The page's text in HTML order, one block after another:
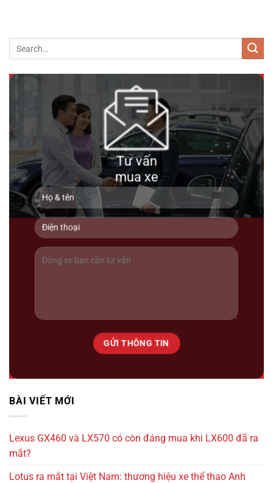
Tư vấn
mua xe
BÀI VIẾT MỚI
Lexus GX460 và LX570 có còn đáng mua khi LX600 đã ra
mắt?
Lotus ra mắt tại Việt Nam: thương hiệu xe thể thao Anh
690 triệu
89000km
Toyota Land Cruiser 200 2016
Lexus LM500h ( 6 ghế ) 2025